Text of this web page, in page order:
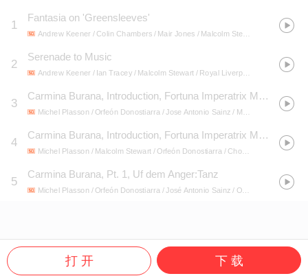
1
Fantasia on 'Greensleeves'
Andrew Keener / Colin Chambers / Mair Jones / Malcolm Stewart / Royal Liverpool Philharmonic Orchestra / Vernon Handley
2
Serenade to Music
Andrew Keener / Ian Tracey / Malcolm Stewart / Royal Liverpool Philharmonic Choir / Royal Liverpool Philharmonic Orchestra / Vernon Handley
3
Carmina Burana, Introduction, Fortuna Imperatrix Mundi:O Fortuna
Michel Plasson / Orfeón Donostiarra / Jose Antonio Sainz / Malcolm Stewart / Choeur D'Enfants Midi Pyrenees
4
Carmina Burana, Introduction, Fortuna Imperatrix Mundi:Fortune plango vulnera
Michel Plasson / Malcolm Stewart / Orfeón Donostiarra / Choeur D'Enfants Midi Pyrenees / Orchestre Du Capitole De Toulouse / José Antonio Sainz
5
Carmina Burana, Pt. 1, Uf dem Anger:Tanz
Michel Plasson / Orfeón Donostiarra / José Antonio Sainz / Orchestre Du Capitole De Toulouse / Malcolm Stewart / Choeur D'Enfants Midi Pyrenees
打 开 下 载